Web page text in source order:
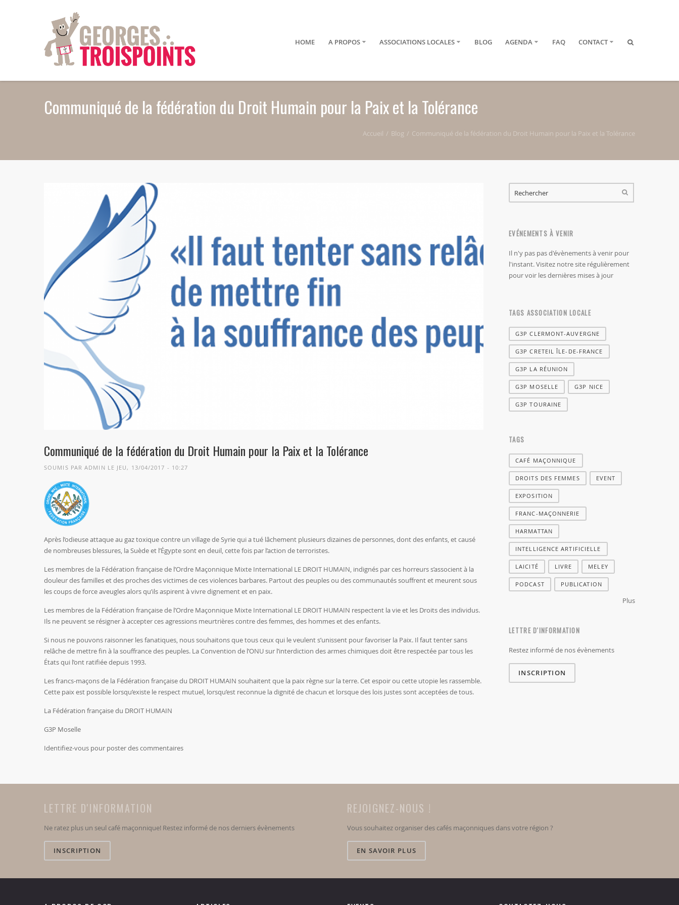
HOME A PROPOS ASSOCIATIONS LOCALES BLOG AGENDA FAQ CONTACT
Communiqué de la fédération du Droit Humain pour la Paix et la Tolérance
Accueil Blog Communiqué de la fédération du Droit Humain pour la Paix et la Tolérance
Communiqué de la fédération du Droit Humain pour la Paix et la Tolérance
SOUMIS PARADMIN LE JEU, 13/04/2017 - 10:27
Après l’odieuse attaque au gaz toxique contre un village de Syrie qui a tué lâchement plusieurs dizaines de personnes, dont des enfants, et causé
de nombreuses blessures, la Suède et l’Égypte sont en deuil, cette fois par l’action de terroristes.
Les membres de la Fédération française de l’Ordre Maçonnique Mixte International LE DROIT HUMAIN, indignés par ces horreurs s’associent à la
douleur des familles et des proches des victimes de ces violences barbares. Partout des peuples ou des communautés souffrent et meurent sous
les coups de force aveugles alors qu’ils aspirent à vivre dignement et en paix.
Les membres de la Fédération française de l’Ordre Maçonnique Mixte International LE DROIT HUMAIN respectent la vie et les Droits des individus.
Ils ne peuvent se résigner à accepter ces agressions meurtrières contre des femmes, des hommes et des enfants.
Si nous ne pouvons raisonner les fanatiques, nous souhaitons que tous ceux qui le veulent s’unissent pour favoriser la Paix. Il faut tenter sans
relâche de mettre fin à la souffrance des peuples. La Convention de l’ONU sur l’interdiction des armes chimiques doit être respectée par tous les
États qui l’ont ratifiée depuis 1993.
Les francs-maçons de la Fédération française du DROIT HUMAIN souhaitent que la paix règne sur la terre. Cet espoir ou cette utopie les rassemble.
Cette paix est possible lorsqu’existe le respect mutuel, lorsqu’est reconnue la dignité de chacun et lorsque des lois justes sont acceptées de tous.
La Fédération française du DROIT HUMAIN
G3P Moselle
Identifiez-vous pour poster des commentaires
FORMULAIRE DE RECHERCHE
EVÉNEMENTS À VENIR
Il n'y pas pas d'évènements à venir pour
l'instant. Visitez notre site régulièrement
pour voir les dernières mises à jour
TAGS ASSOCIATION LOCALE
G3P CLERMONT-AUVERGNE
G3P CRETEIL ÎLE-DE-FRANCE
G3P LA RÉUNION
G3P MOSELLE G3P NICE
G3P TOURAINE
TAGS
CAFÉ MAÇONNIQUE
DROITS DES FEMMES EVENT
EXPOSITION
FRANC-MAÇONNERIE
HARMATTAN
INTELLIGENCE ARTIFICIELLE
LAICITÉ LIVRE MELEY
PODCAST PUBLICATION
Plus
LETTRE D'INFORMATION
Restez informé de nos évènements
INSCRIPTION
LETTRE D'INFORMATION
Ne ratez plus un seul café maçonnique! Restez informé de nos derniers évènements
INSCRIPTION
REJOIGNEZ-NOUS !
Vous souhaitez organiser des cafés maçonniques dans votre région ?
EN SAVOIR PLUS